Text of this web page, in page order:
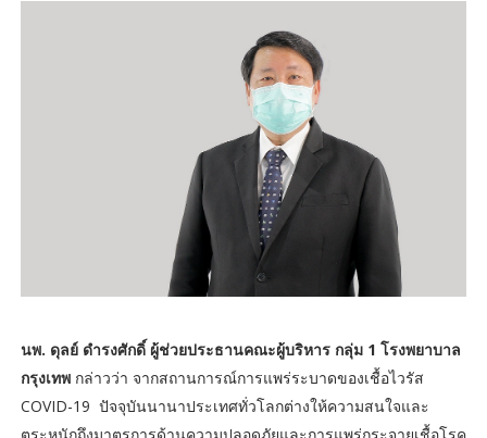
นพ. ดุลย์ ดำรงศักดิ์ ผู้ช่วยประธานคณะผู้บริหาร กลุ่ม 1 โรงพยาบาล
กรุงเทพ กล่าวว่า จากสถานการณ์การแพร่ระบาดของเชื้อไวรัส
COVID-19 ปัจจุบันนานาประเทศทั่วโลกต่างให้ความสนใจและ